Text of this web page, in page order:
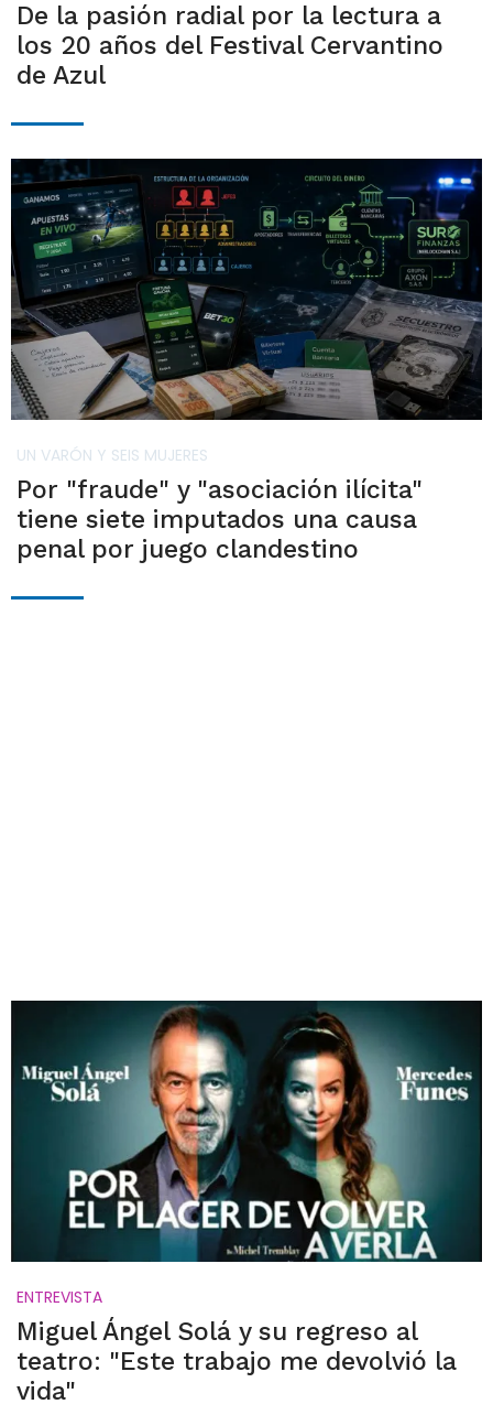
De la pasión radial por la lectura a
los 20 años del Festival Cervantino
de Azul
UN VARÓN Y SEIS MUJERES
Por "fraude" y "asociación ilícita"
tiene siete imputados una causa
penal por juego clandestino
ENTREVISTA
Miguel Ángel Solá y su regreso al
teatro: "Este trabajo me devolvió la
vida"